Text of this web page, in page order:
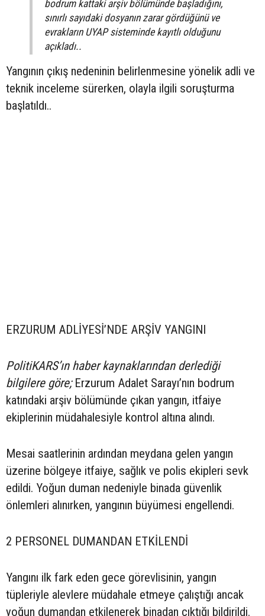
bodrum kattaki arşiv bölümünde başladığını,
sınırlı sayıdaki dosyanın zarar gördüğünü ve
evrakların UYAP sisteminde kayıtlı olduğunu
açıkladı..
Yangının çıkış nedeninin belirlenmesine yönelik adli ve
teknik inceleme sürerken, olayla ilgili soruşturma
başlatıldı..
ERZURUM ADLİYESİ’NDE ARŞİV YANGINI
PolitiKARS’ın haber kaynaklarından derlediği
bilgilere göre;Erzurum Adalet Sarayı’nın bodrum
katındaki arşiv bölümünde çıkan yangın, itfaiye
ekiplerinin müdahalesiyle kontrol altına alındı.
Mesai saatlerinin ardından meydana gelen yangın
üzerine bölgeye itfaiye, sağlık ve polis ekipleri sevk
edildi. Yoğun duman nedeniyle binada güvenlik
önlemleri alınırken, yangının büyümesi engellendi.
2 PERSONEL DUMANDAN ETKİLENDİ
Yangını ilk fark eden gece görevlisinin, yangın
tüpleriyle alevlere müdahale etmeye çalıştığı ancak
yoğun dumandan etkilenerek binadan çıktığı bildirildi.